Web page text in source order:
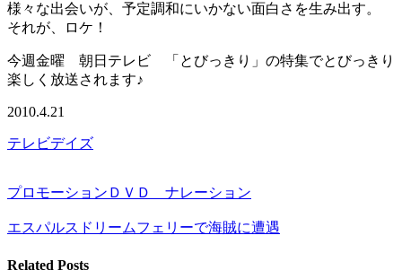
様々な出会いが、予定調和にいかない面白さを生み出す。
それが、ロケ！
今週金曜 朝日テレビ 「とびっきり」の特集でとびっきり
楽しく放送されます♪
2010.4.21
テレビデイズ
プロモーションＤＶＤ ナレーション
エスパルスドリームフェリーで海賊に遭遇
Related Posts